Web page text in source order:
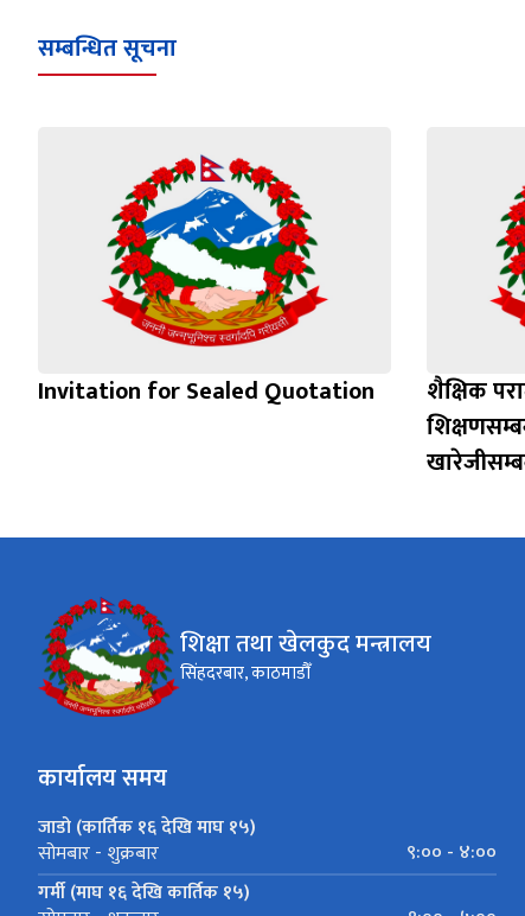
सम्बन्धित सूचना
Invitation for Sealed Quotation
शैक्षिक
शिक्षा तथा खेलकुद मन्त्रालय
सिंहदरबार, काठमाडौँ
कार्यालय समय
जाडो (कार्तिक १६ देखि माघ १५)
सोमबार - शुक्रबार
९:०० - ४:००
गर्मी (माघ १६ देखि कार्तिक १५)